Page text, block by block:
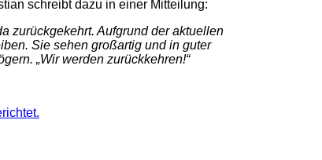
schreibt dazu in einer Mitteilung:
zurückgekehrt. Aufgrund deraktuellen
Sie sehen großartig und in guter
„Wir werden zurückkehren!“